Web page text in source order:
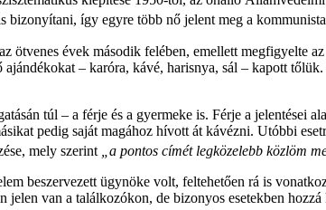
így egyre több nő jelent meg a
évek második felében, emellett megfigyelte
– karóra, kávé, harisnya, sál – kapott
túl – a férje és a gyermeke is. Férje a jelentései
pedig saját magához hívott át kávézni. Utóbbi
mely szerint „a pontos címét legközelebb közlöm
beszervezett ügynöke volt, feltehetően rá is
van a találkozókon, de bizonyos esetekben